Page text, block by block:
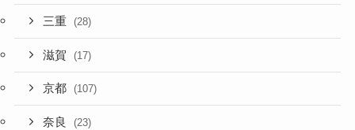
三重 (28)
滋賀 (17)
京都 (107)
奈良 (23)